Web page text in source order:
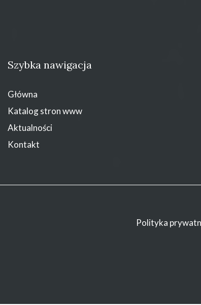
Szybka nawigacja
Główna
Katalog stron www
Aktualności
Kontakt
Polityka